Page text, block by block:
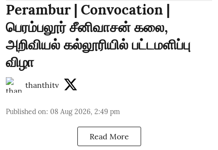
Perambur | Convocation |
பெரம்பலூர் சீனிவாசன் கலை,
அறிவியல் கல்லூரியில் பட்டமளிப்பு
விழா
thanthitv
Published on: 08 Aug 2026, 2:49 pm
Read More